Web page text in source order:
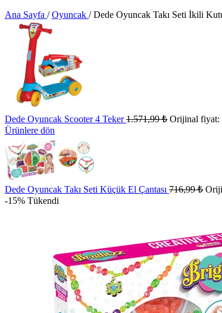
Ana Sayfa / Oyuncak / Dede Oyuncak Takı Seti İkili
Dede Oyuncak Scooter 4 Teker1.571,99₺ Orijinal fiyat:
Ürünlere dön
Dede Oyuncak Takı Seti Küçük El Çantası 716,99₺
-15% Tükendi